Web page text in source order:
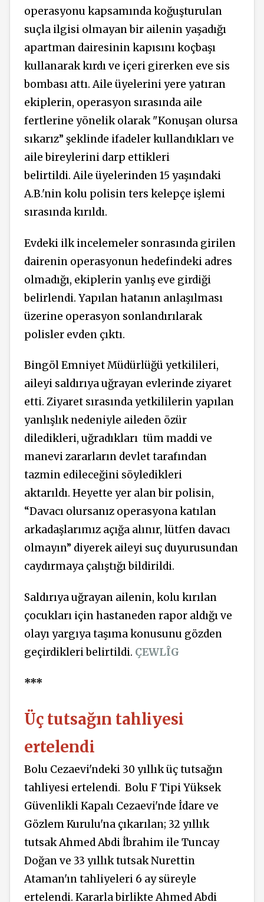
operasyonu kapsamında koğuşturulan
suçla ilgisi olmayan bir ailenin yaşadığı
apartman dairesinin kapısını koçbaşı
kullanarak kırdı ve içeri girerken eve sis
bombası attı. Aile üyelerini yere yatıran
ekiplerin, operasyon sırasında aile
fertlerine yönelik olarak "Konuşan olursa
sıkarız” şeklinde ifadeler kullandıkları ve
aile bireylerini darp ettikleri
belirtildi. Aile üyelerinden 15 yaşındaki
A.B.'nin kolu polisin ters kelepçe işlemi
sırasında kırıldı.
Evdeki ilk incelemeler sonrasında girilen
dairenin operasyonun hedefindeki adres
olmadığı, ekiplerin yanlış eve girdiği
belirlendi. Yapılan hatanın anlaşılması
üzerine operasyon sonlandırılarak
polisler evden çıktı.
Bingöl Emniyet Müdürlüğü yetkilileri,
aileyi saldırıya uğrayan evlerinde ziyaret
etti. Ziyaret sırasında yetkililerin yapılan
yanlışlık nedeniyle aileden özür
diledikleri, uğradıkları tüm maddi ve
manevi zararların devlet tarafından
tazmin edileceğini söyledikleri
aktarıldı. Heyette yer alan bir polisin,
“Davacı olursanız operasyona katılan
arkadaşlarımız açığa alınır, lütfen davacı
olmayın” diyerek aileyi suç duyurusundan
caydırmaya çalıştığı bildirildi.
Saldırıya uğrayan ailenin, kolu kırılan
çocukları için hastaneden rapor aldığı ve
olayı yargıya taşıma konusunu gözden
geçirdikleri belirtildi. ÇEWLÎG
***
Üç tutsağın tahliyesi
ertelendi
Bolu Cezaevi'ndeki 30 yıllık üç tutsağın
tahliyesi ertelendi. Bolu F Tipi Yüksek
Güvenlikli Kapalı Cezaevi'nde İdare ve
Gözlem Kurulu'na çıkarılan; 32 yıllık
tutsak Ahmed Abdi İbrahim ile Tuncay
Doğan ve 33 yıllık tutsak Nurettin
Ataman'ın tahliyeleri 6 ay süreyle
ertelendi. Kararla birlikte Ahmed Abdi